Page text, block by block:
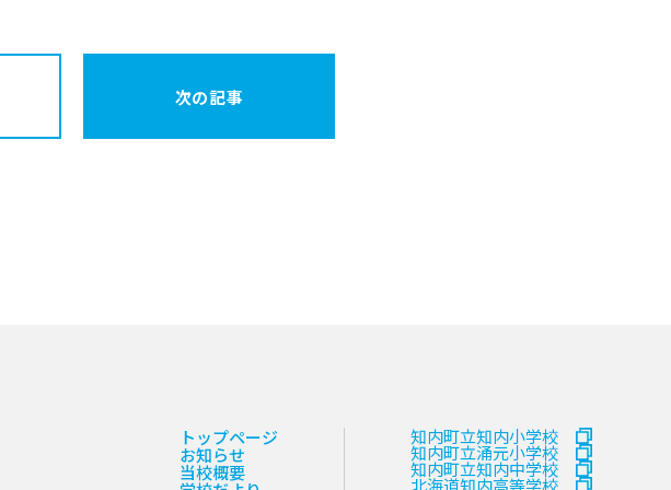
次の記事
トップページ
お知らせ
当校概要
知内町立知内小学校
知内町立涌元小学校
知内町立知内中学校
北海道知内高等学校